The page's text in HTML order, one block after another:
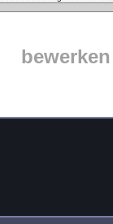
bewerken